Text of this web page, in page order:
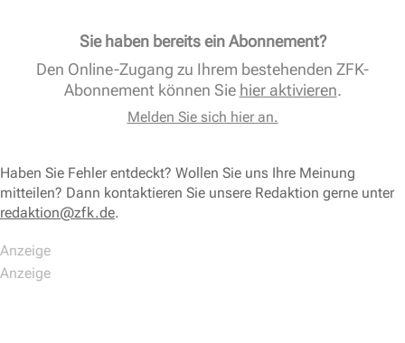
Sie haben bereits ein Abonnement?
Den Online-Zugang zu Ihrem bestehenden ZFK-
Abonnement können Sie hier aktivieren.
Melden Sie sich hier an.
Haben Sie Fehler entdeckt? Wollen Sie uns Ihre Meinung
mitteilen? Dann kontaktieren Sie unsere Redaktion gerne unter
redaktion@zfk.de.